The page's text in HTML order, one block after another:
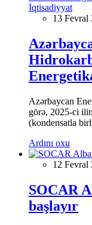
İqtisadiyyat
13 Fevral
Azərbaycan
görə, 2025-ci
(kondensatla
Ardını oxu
12 Fevral
SOCAR
başlayır